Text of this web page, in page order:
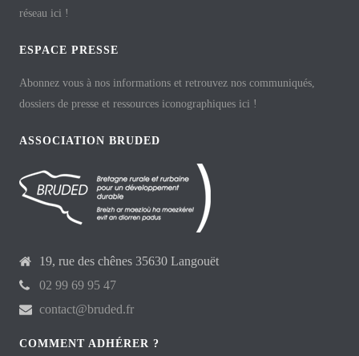
réseau ici !
ESPACE PRESSE
Abonnez vous à nos informations et retrouvez nos communiqués,
dossiers de presse et ressources iconographiques ici !
ASSOCIATION BRUDED
19, rue des chênes 35630 Langouët
02 99 69 95 47
contact@bruded.fr
COMMENT ADHÉRER ?